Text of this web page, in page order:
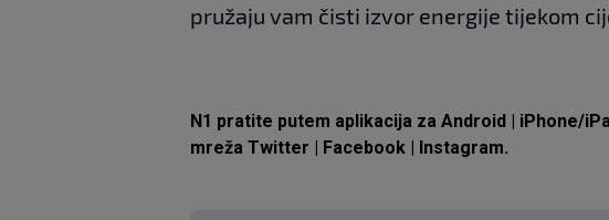
pružaju vam čisti izvor energije tijekom
N1 pratite putem aplikacija za Android iPhone/
mreža Twitter Facebook Instagram.